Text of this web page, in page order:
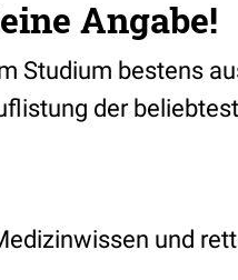
Angabe!
Studium bestens
der
und